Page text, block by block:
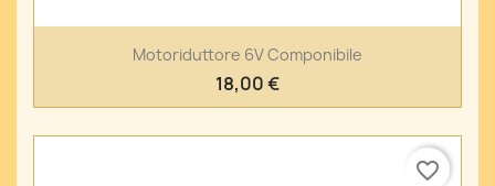
Motoriduttore 6V Componibile
18,00 €
favorite_border